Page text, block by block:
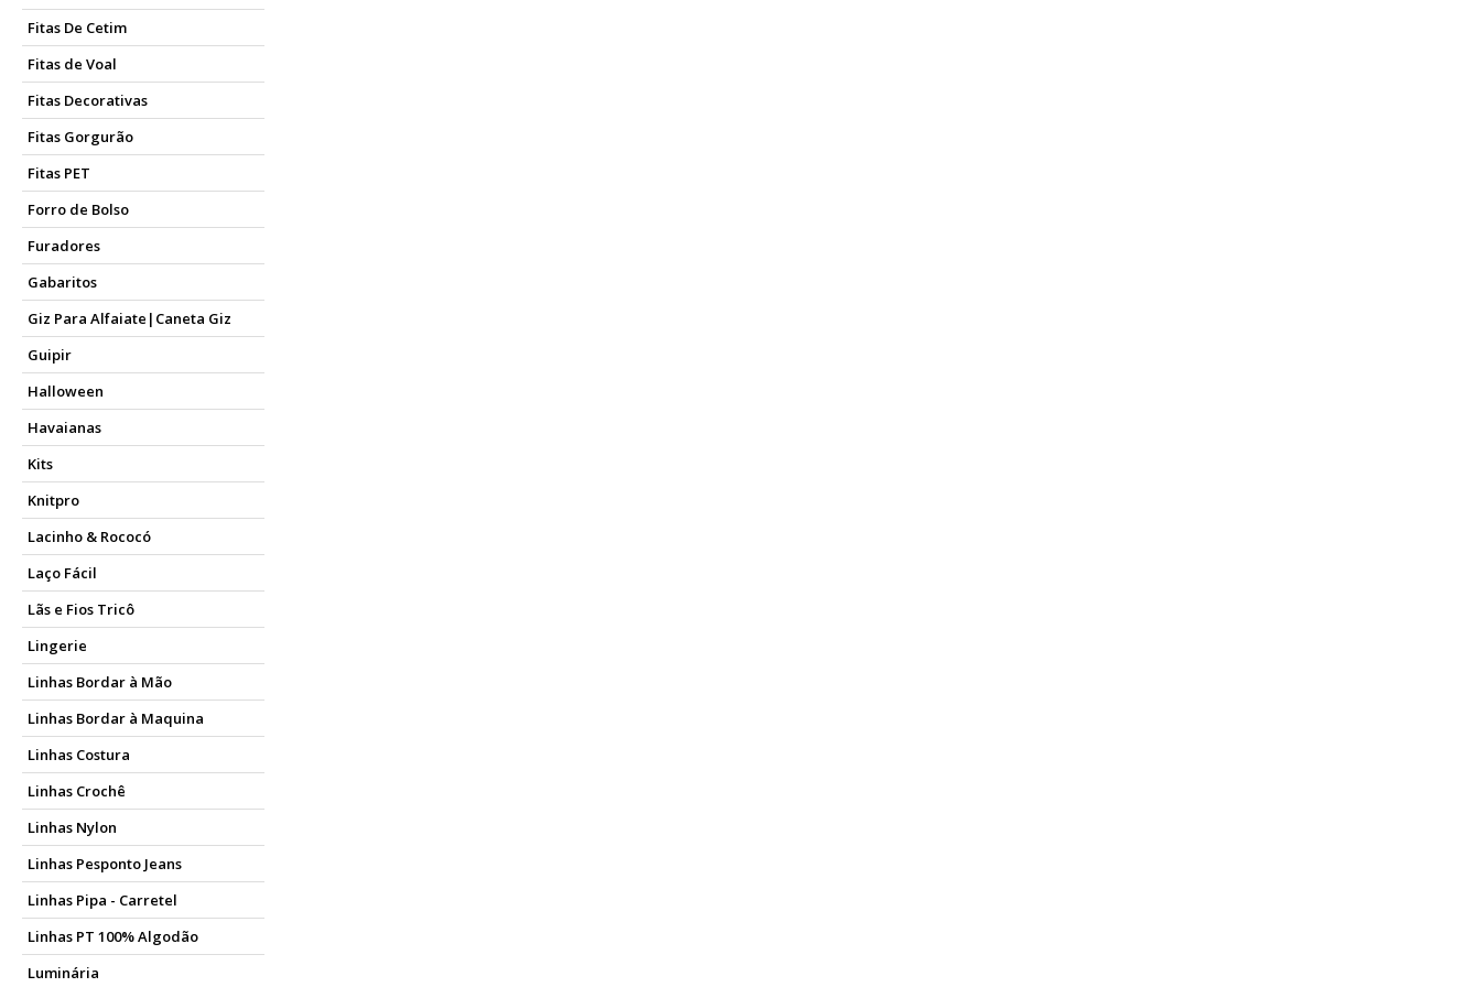
Fitas De Cetim
Fitas de Voal
Fitas Decorativas
Fitas Gorgurão
Fitas PET
Forro de Bolso
Furadores
Gabaritos
Giz Para Alfaiate|Caneta Giz
Guipir
Halloween
Havaianas
Kits
Knitpro
Lacinho & Rococó
Laço Fácil
Lãs e Fios Tricô
Lingerie
Linhas Bordar à Mão
Linhas Bordar à Maquina
Linhas Costura
Linhas Crochê
Linhas Nylon
Linhas Pesponto Jeans
Linhas Pipa - Carretel
Linhas PT 100% Algodão
Luminária